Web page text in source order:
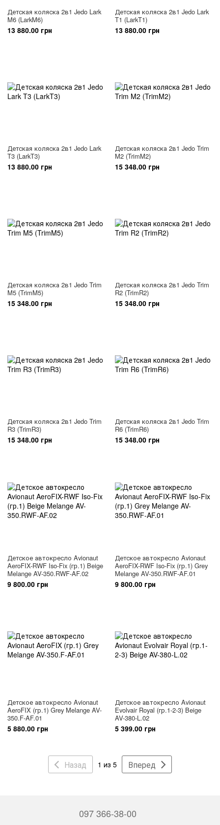
Детская коляска 2в1 Jedo Lark
M6 (LarkM6)
13 880.00 грн
Детская коляска 2в1 Jedo Lark
T1 (LarkT1)
13 880.00 грн
Детская коляска 2в1 Jedo Lark
T3 (LarkT3)
13 880.00 грн
Детская коляска 2в1 Jedo Trim
M2 (TrimM2)
15 348.00 грн
Детская коляска 2в1 Jedo Trim
M5 (TrimM5)
15 348.00 грн
Детская коляска 2в1 Jedo Trim
R2 (TrimR2)
15 348.00 грн
Детская коляска 2в1 Jedo Trim
R3 (TrimR3)
15 348.00 грн
Детская коляска 2в1 Jedo Trim
R6 (TrimR6)
15 348.00 грн
Детское автокресло Avionaut
AeroFIX-RWF Iso-Fix (гр.1) Beige
Melange AV-350.RWF-AF.02
9 800.00 грн
Детское автокресло Avionaut
AeroFIX-RWF Iso-Fix (гр.1) Grey
Melange AV-350.RWF-AF.01
9 800.00 грн
Детское автокресло Avionaut
AeroFIX (гр.1) Grey Melange AV-
350.F-AF.01
5 880.00 грн
Детское автокресло Avionaut
Evolvair Royal (гр.1-2-3) Beige
AV-380-L.02
5 399.00 грн
Назад 1 из 5 Вперед
097 366-38-00